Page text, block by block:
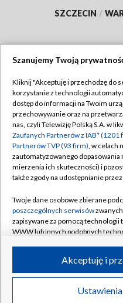
SZCZECIN /
Abonament TVP
Emisja w TVP
Centrum informacji TVP
Naziemna Telewizja
Rada Programowa
System NOS
Informacje o nadawcy
Program dla prasy
©2026 Telewizja
Szanujemy Twoją
Kliknij "Akceptuję i przechodzę do
korzystanie z technologii
dostęp do informacji na Twoim
przechowywanie oraz na
nas, czyli Telewizję Polską S.A. w
Zaufanych Partnerów z IAB* (1201
Partnerów TVP (93 firm), w celach
zautomatyzowanego
mierzenia ich skuteczności) i
także zgody na udostępnianie
Twoje dane osobowe zbierane
poszczególnych serwisów
zapisywane za pomocą technologii
WWW lub innych podobnych
ruchu w Internecie.
Twoje dane osobowe zbierane
poszczególnych serwisówna
Akceptuję i